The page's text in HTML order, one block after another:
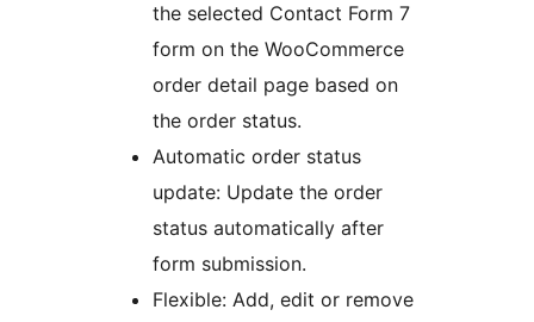
the selected Contact Form 7
form on the WooCommerce
order detail page based on
the order status.
Automatic order status
update: Update the order
status automatically after
form submission.
Flexible: Add, edit or remove